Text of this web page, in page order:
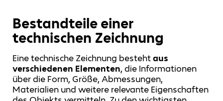
Bestandteile einer
technischen Zeichnung
Eine technische Zeichnung bestehtaus
verschiedenen Elementen, die Informationen
über die Form, Größe, Abmessungen,
Materialien und weitere relevante Eigenschaften